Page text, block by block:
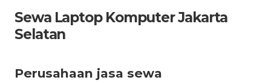
Sewa Laptop Komputer Jakarta
Selatan
Perusahaan jasa sewa